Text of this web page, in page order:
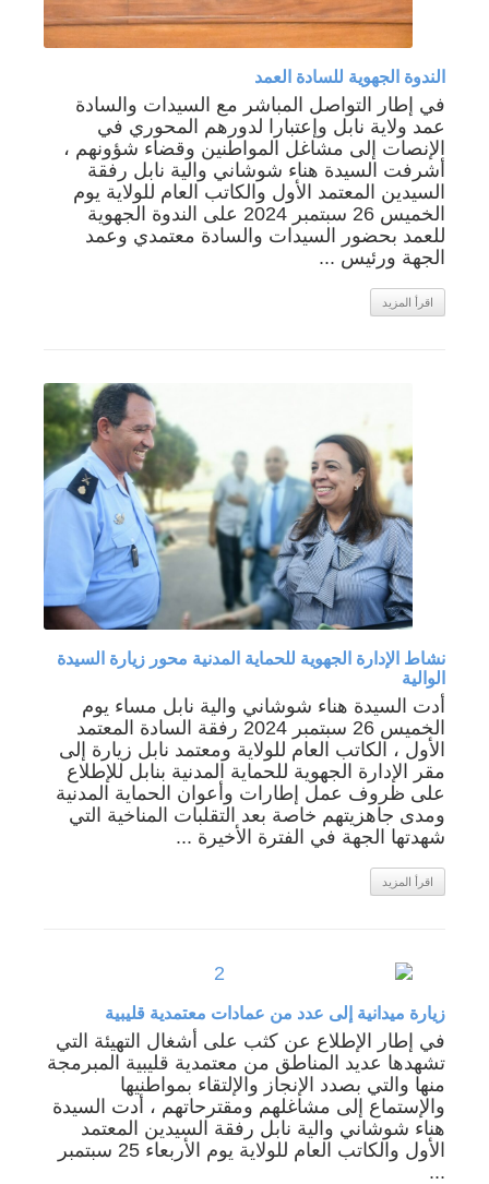
الندوة الجهوية للسادة العمد
في إطار التواصل المباشر مع السيدات والسادة
عمد ولاية نابل وإعتبارا لدورهم المحوري في
الإنصات إلى مشاغل المواطنين وقضاء شؤونهم ،
أشرفت السيدة هناء شوشاني والية نابل رفقة
السيدين المعتمد الأول والكاتب العام للولاية يوم
الخميس 26 سبتمبر 2024 على الندوة الجهوية
للعمد بحضور السيدات والسادة معتمدي وعمد
الجهة ورئيس ...
اقرأ المزيد
نشاط الإدارة الجهوية للحماية المدنية محور زيارة السيدة
الوالية
أدت السيدة هناء شوشاني والية نابل مساء يوم
الخميس 26 سبتمبر 2024 رفقة السادة المعتمد
الأول ، الكاتب العام للولاية ومعتمد نابل زيارة إلى
مقر الإدارة الجهوية للحماية المدنية بنابل للإطلاع
على ﻇﺮﻭﻑ ﻋﻤﻞ إطارات وأعوان الحماية المدنية
ﻭﻣﺪﻯ ﺟﺎﻫﺰﻳﺘﻬﻢ خاصة بعد التقلبات المناخية التي
شهدتها الجهة في الفترة الأخيرة ...
اقرأ المزيد
زيارة ميدانية إلى عدد من عمادات معتمدية قليبية
في إطار الإطلاع عن كثب على أشغال التهيئة التي
تشهدها عديد المناطق من معتمدية قليبية المبرمجة
منها والتي بصدد الإنجاز والإلتقاء بمواطنيها
والإستماع إلى مشاغلهم ومقترحاتهم ، أدت السيدة
هناء شوشاني والية نابل رفقة السيدين المعتمد
الأول والكاتب العام للولاية يوم الأربعاء 25 سبتمبر
...